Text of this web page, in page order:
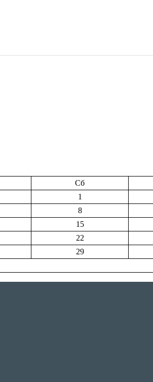
Сб
1
8
15
22
29